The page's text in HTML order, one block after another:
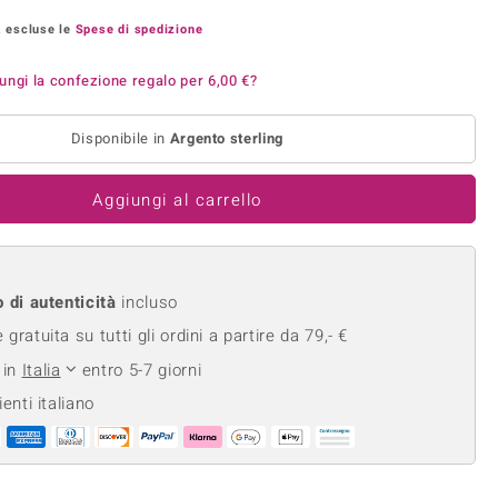
Creation Novità
Gioielli in più varianti
Onice
Tormalina
escluse le Spese di spedizione
la confezione regalo per 6,00 €?
Disponibile in Argento sterling
Aggiungi al carrello
di autenticità incluso
gratuita su tutti gli ordini a partire da 79,- €
Italia
entro 5-7 giorni
italiano